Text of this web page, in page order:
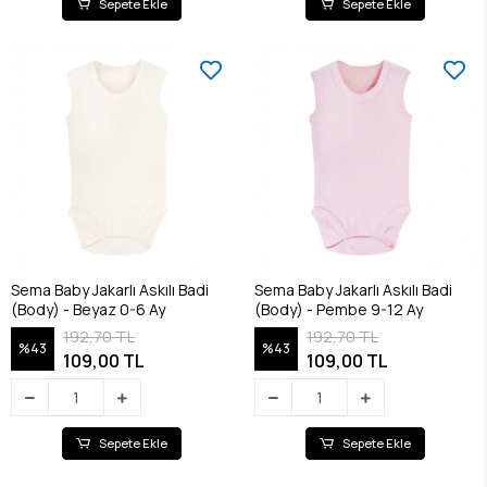
Sepete Ekle Sepete Ekle
Sema Baby Jakarlı Askılı Badi
(Body) - Beyaz 0-6 Ay
%43
192,70 TL
109,00 TL
Sepete Ekle
Sema Baby Jakarlı Askılı Badi
(Body) - Pembe 9-12 Ay
%43
192,70 TL
109,00 TL
Sepete Ekle